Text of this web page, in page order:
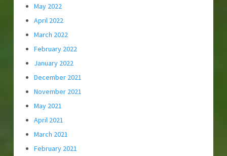
May 2022
April 2022
March 2022
February 2022
January 2022
December 2021
November 2021
May 2021
April 2021
March 2021
February 2021